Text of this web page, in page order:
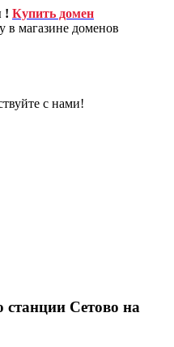
! Купить домен
в магазине доменов
с нами!
станции Сетово на